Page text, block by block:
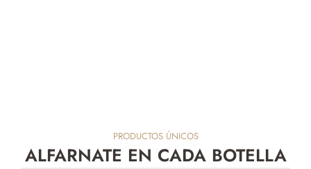
PRODUCTOS ÚNICOS
ALFARNATE EN CADA BOTELLA